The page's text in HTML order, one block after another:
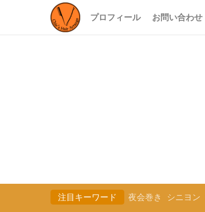
プロフィール お問い合わせ
注目キーワード 夜会巻き シニヨン